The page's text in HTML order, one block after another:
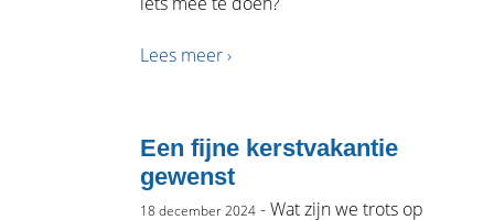
Lees meer ›
Een fijne kerstvakantie
gewenst
18 december 2024 - Wat zijn we trots op